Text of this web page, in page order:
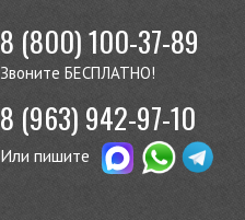
8 (800) 100-37-89
Звоните БЕСПЛАТНО!
8 (963) 942-97-10
Или пишите